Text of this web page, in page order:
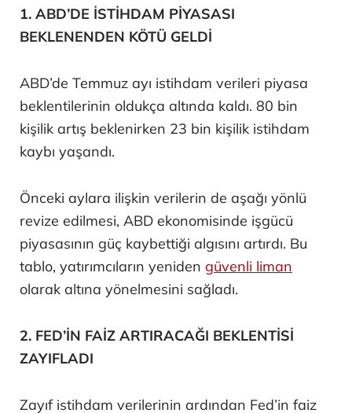
1. ABD’DE İSTİHDAM PİYASASI
BEKLENENDEN KÖTÜ GELDİ
ABD’de Temmuz ayı istihdam verileri piyasa
beklentilerinin oldukça altında kaldı. 80 bin
kişilik artış beklenirken 23 bin kişilik istihdam
kaybı yaşandı.
Önceki aylara ilişkin verilerin de aşağı yönlü
revize edilmesi, ABD ekonomisinde işgücü
piyasasının güç kaybettiği algısını artırdı. Bu
tablo, yatırımcıların yeniden güvenli liman
olarak altına yönelmesini sağladı.
2. FED’İN FAİZ ARTIRACAĞI BEKLENTİSİ
ZAYIFLADI
Zayıf istihdam verilerinin ardından Fed’in faiz